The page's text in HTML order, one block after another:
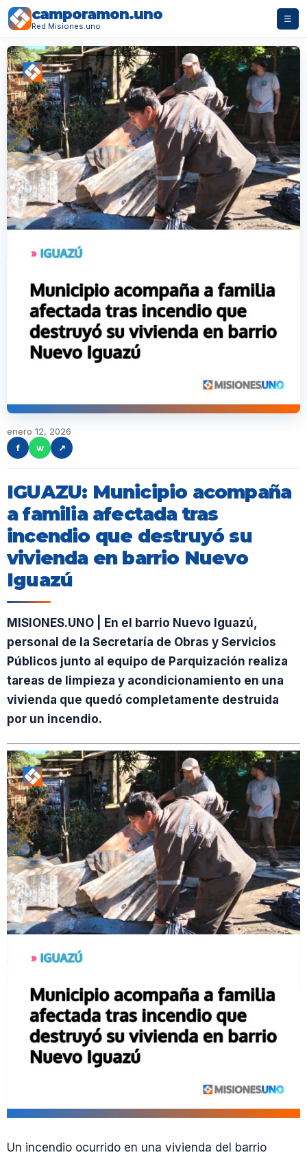
camporamon.uno
Red Misiones.uno
☰
enero 12, 2026
f
w ↗
IGUAZU: Municipio acompaña
a familia afectada tras
incendio que destruyó su
vivienda en barrio Nuevo
Iguazú
MISIONES.UNO | En el barrio Nuevo Iguazú,
personal de la Secretaría de Obras y Servicios
Públicos junto al equipo de Parquización realiza
tareas de limpieza y acondicionamiento en una
vivienda que quedó completamente destruida
por un incendio.
Un incendio ocurrido en una vivienda del barrio